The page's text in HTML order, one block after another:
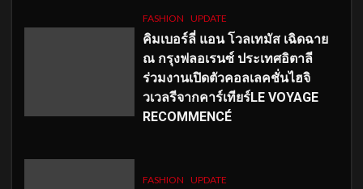
FASHION UPDATE
คิมเบอร์ลี่ แอน โวลเทมัส เฉิดฉาย
ณ กรุงฟลอเรนซ์ ประเทศอิตาลี
ร่วมงานเปิดตัวคอลเลคชั่นไฮจิ
วเวลรีจากคาร์เทียร์LE VOYAGE
RECOMMENCÉ
FASHION UPDATE